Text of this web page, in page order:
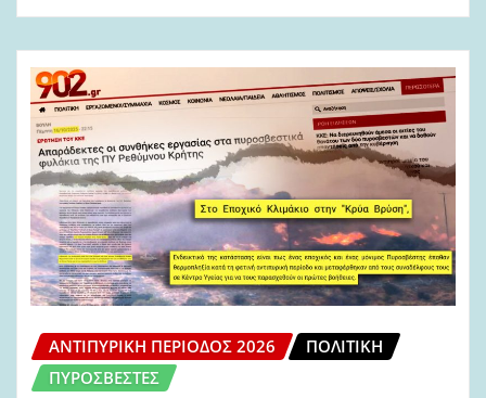
ΑΝΤΙΠΥΡΙΚΉ ΠΕΡΊΟΔΟΣ 2026
ΠΟΛΙΤΙΚΉ
ΠΥΡΟΣΒΈΣΤΕΣ